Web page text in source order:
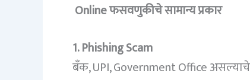
Online फसवणुकीचे सामान्य प्रकार
1. Phishing Scam
बँक, UPI, Government Office